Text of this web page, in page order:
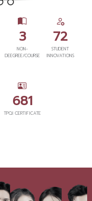
3
NON-
DEEGREE/COURSE
72
STUDENT
INNOVATIONS
681
TPQI CERTIFICATE